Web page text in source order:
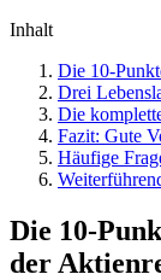
Inhalt
Die 10-
Drei
Die
Fazit: Gute
Häufige
Die 10-
der